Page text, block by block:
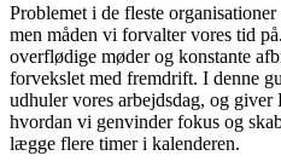
Problemet i de fleste
men måden vi forvalter vores tid
overflødige møder og konstante
forvekslet med fremdrift. I denne
udhuler vores arbejdsdag, og
hvordan vi genvinder fokus og
lægge flere timer i kalenderen.